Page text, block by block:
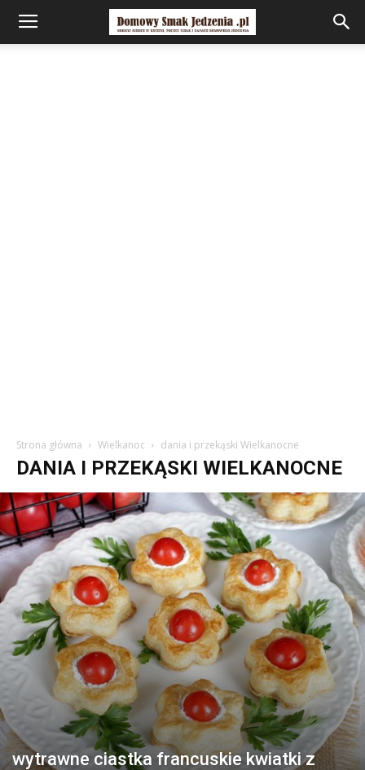
Strona główna Wielkanoc dania i przekąski Wielkanocne
DANIA I PRZEKĄSKI WIELKANOCNE
wytrawne ciastka francuskie kwiatki z